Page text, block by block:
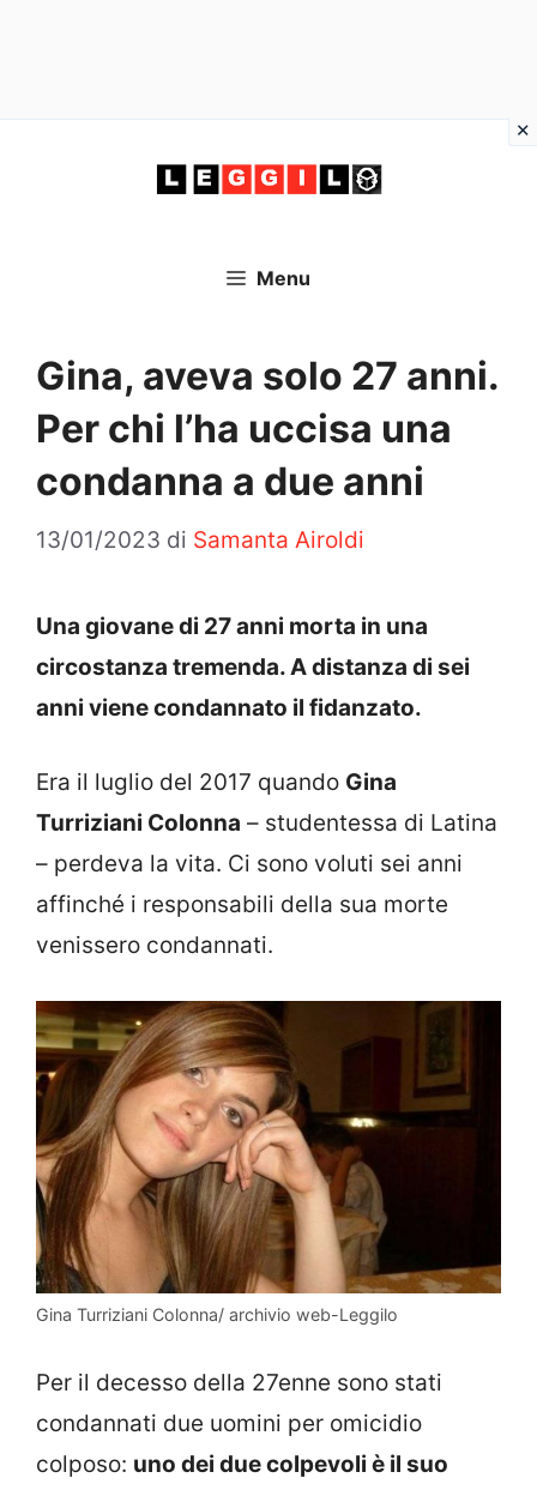
Menu
Gina, aveva solo 27 anni.
Per chi l’ha uccisa una
condanna a due anni
13/01/2023 di Samanta Airoldi
Una giovane di 27 anni morta in una
circostanza tremenda. A distanza di sei
anni viene condannato il fidanzato.
Era il luglio del 2017 quando Gina
Turriziani Colonna – studentessa di Latina
– perdeva la vita. Ci sono voluti sei anni
affinché i responsabili della sua morte
venissero condannati.
Gina Turriziani Colonna/ archivio web-Leggilo
Per il decesso della 27enne sono stati
condannati due uomini per omicidio
colposo: uno dei due colpevoli è il suo